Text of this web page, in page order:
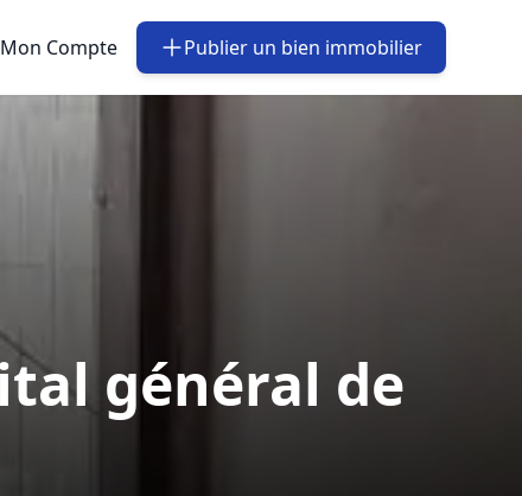
Mon Compte Publier un bien immobilier
général de